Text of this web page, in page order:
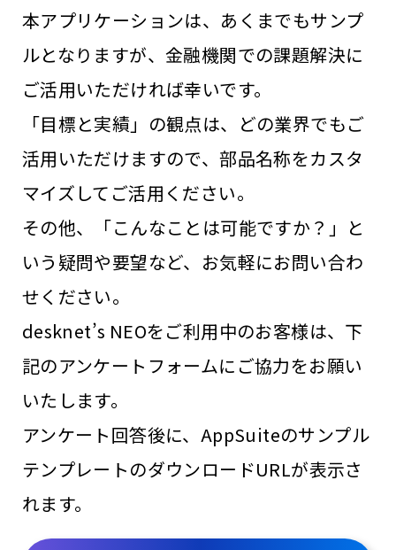
本アプリケーションは、あくまでもサンプ
ルとなりますが、金融機関での課題解決に
ご活用いただければ幸いです。
「目標と実績」の観点は、どの業界でもご
活用いただけますので、部品名称をカスタ
マイズしてご活用ください。
その他、「こんなことは可能ですか？」と
いう疑問や要望など、お気軽にお問い合わ
せください。
desknet’s NEOをご利用中のお客様は、下
記のアンケートフォームにご協力をお願い
いたします。
アンケート回答後に、AppSuiteのサンプル
テンプレートのダウンロードURLが表示さ
れます。